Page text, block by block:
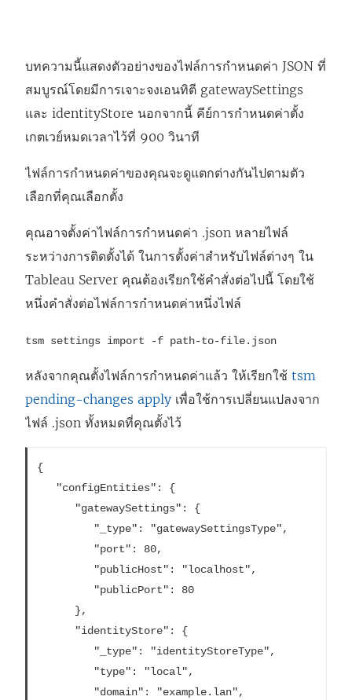
บทความนี้แสดงตัวอย่างของไฟล์การกำหนดค่า JSON ที่
สมบูรณ์โดยมีการเจาะจงเอนทิตี gatewaySettings
และ identityStore นอกจากนี้ คีย์การกำหนดค่าตั้ง
เกตเวย์หมดเวลาไว้ที่ 900 วินาที
ไฟล์การกำหนดค่าของคุณจะดูแตกต่างกันไปตามตัว
เลือกที่คุณเลือกตั้ง
คุณอาจตั้งค่าไฟล์การกำหนดค่า .json หลายไฟล์
ระหว่างการติดตั้งได้ ในการตั้งค่าสำหรับไฟล์ต่างๆ ใน
Tableau Server คุณต้องเรียกใช้คำสั่งต่อไปนี้ โดยใช้
หนึ่งคำสั่งต่อไฟล์การกำหนดค่าหนึ่งไฟล์
tsm settings import -f path-to-file.json
หลังจากคุณตั้งไฟล์การกำหนดค่าแล้ว ให้เรียกใช้ tsm
pending-changes apply เพื่อใช้การเปลี่ยนแปลงจาก
ไฟล์ .json ทั้งหมดที่คุณตั้งไว้
{
   "configEntities": {
      "gatewaySettings": {
         "_type": "gatewaySettingsType",
         "port": 80,
         "publicHost": "localhost",
         "publicPort": 80
      },
      "identityStore": {
         "_type": "identityStoreType",
         "type": "local",
         "domain": "example.lan",